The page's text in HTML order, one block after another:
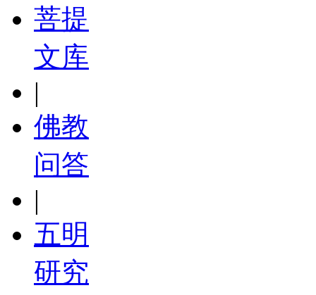
菩提
文库
|
佛教
问答
|
五明
研究